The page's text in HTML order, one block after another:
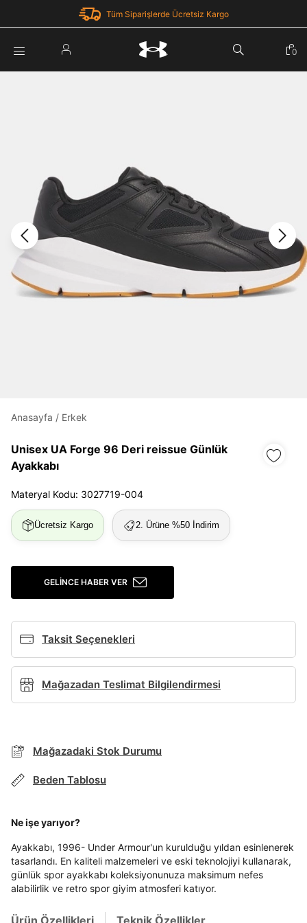
Tüm Siparişlerde Ücretsiz Kargo
Şifremi Unuttum
Giriş Yap
Üye Olmadan Devam Et
0
Anasayfa / Erkek
Unisex UA Forge 96 Deri reissue Günlük
Ayakkabı
Materyal Kodu: 3027719-004
Ücretsiz Kargo 2. Ürüne %50 İndirim
GELINCE HABER VER
Taksit Seçenekleri
Banka Kart Taksit
İşbankası Maximum 6
Akbank Axess 4
Ziraat Bankası Ziraat Bankası
Mağazadan Teslimat Bilgilendirmesi
Mağazadaki Stok Durumu
Beden Tablosu
Ne işe yarıyor?
Ayakkabı, 1996- Under Armour'un kurulduğu yıldan esinlenerek
tasarlandı. En kaliteli malzemeleri ve eski teknolojiyi kullanarak,
günlük spor ayakkabı koleksiyonunuza maksimum nefes
alabilirlik ve retro spor giyim atmosferi katıyor.
Ürün Özellikleri Teknik Özellikler
Mağazada Bul
BEDEN TABLOSU
Stok Bildirimi
Ürün stoklara geldiğinde
Term Of Use
ipsum
Siparişinizin durumu hakkında bilgi alabilmek için
aşağıdaki bilgileri giriniz.
E-posta Adresi *
Parola Yenileme
Parolayı Yenile
Giriş Sayfasına Dön
Zaten hesabın var mı? Giriş yap
E-posta
Şifre
Beni Hatırla
Ad*
Soyad*
Telefon Numarası*
Şifre*
göster
En az 8 karakter
Bir küçük harf karakter
sn
SMS Onay Kodu
sn
SMS Onay Kodu